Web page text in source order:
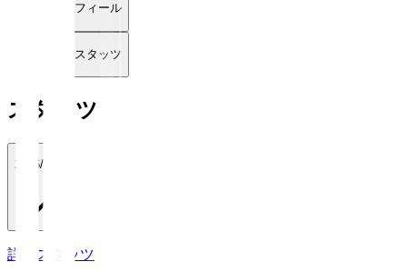
プロフィール
詳細スタッツ
スタッツ
2026/27
詳細スタッツ